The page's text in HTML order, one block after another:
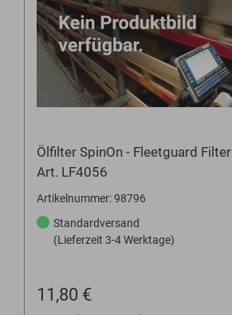
Ölfilter SpinOn - Fleetguard Filter
Art. LF4056
Artikelnummer: 98796
Standardversand
(Lieferzeit 3-4 Werktage)
11,80 €